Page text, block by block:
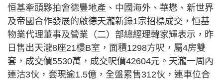
恒基牽頭夥拍會德豐地產、中國海外、華懋、新世界
及帝國合作發展的啟德天瀧新錄1宗招標成交，恒基
物業代理董事及營業（二）部總經理韓家輝表示，昨
日售出天瀧8座21樓B室，面積1298方呎，屬4房雙
套，成交價5530萬，成交呎價42604元。天瀧一周內
連沽3伙，套現逾1.5億，全盤累售312伙，連車位合